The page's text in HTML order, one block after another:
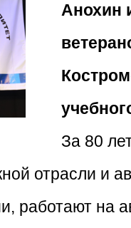
Анохин
За 80
отрасли и
работают на